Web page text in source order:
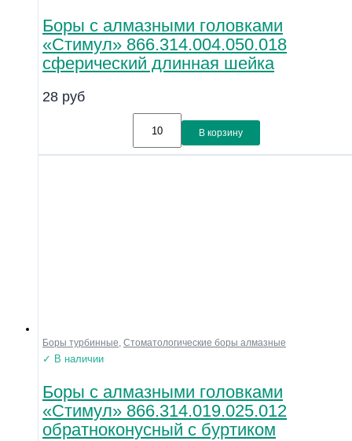
Боры с алмазными головками
«Стимул» 866.314.004.050.018
сферический длинная шейка
28 руб
В корзину
Боры турбинные, Стоматологические боры алмазные
✓ В наличии
Боры с алмазными головками
«Стимул» 866.314.019.025.012
обратноконусный с буртиком